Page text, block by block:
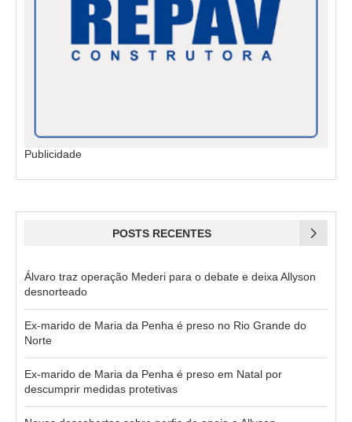
Publicidade
POSTS RECENTES
Álvaro traz operação Mederi para o debate e deixa Allyson
desnorteado
Ex-marido de Maria da Penha é preso no Rio Grande do
Norte
Ex-marido de Maria da Penha é preso em Natal por
descumprir medidas protetivas